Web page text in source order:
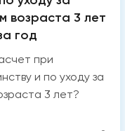
возраста 3 лет
год
при
и по уходу за
3 лет?